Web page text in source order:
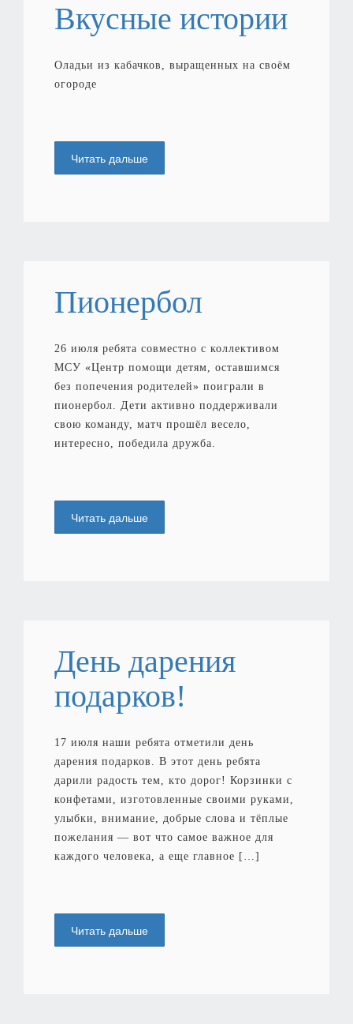
Вкусные истории
Оладьи из кабачков, выращенных на своём
огороде
Читать дальше
Пионербол
26 июля ребята совместно с коллективом
МСУ «Центр помощи детям, оставшимся
без попечения родителей» поиграли в
пионербол. Дети активно поддерживали
свою команду, матч прошёл весело,
интересно, победила дружба.
Читать дальше
День дарения
подарков!
17 июля наши ребята отметили день
дарения подарков. В этот день ребята
дарили радость тем, кто дорог! Корзинки с
конфетами, изготовленные своими руками,
улыбки, внимание, добрые слова и тёплые
пожелания — вот что самое важное для
каждого человека, а еще главное […]
Читать дальше